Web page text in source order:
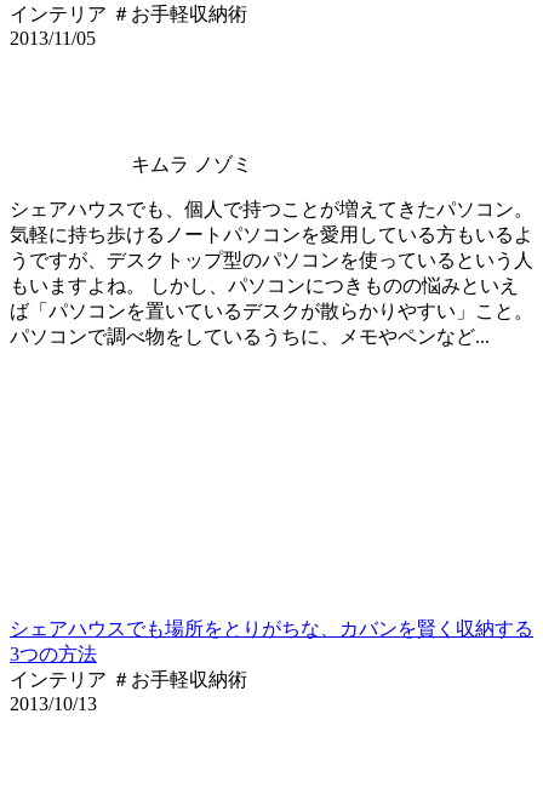
インテリア ＃お手軽収納術
2013/11/05
キムラ ノゾミ
シェアハウスでも、個人で持つことが増えてきたパソコン。
気軽に持ち歩けるノートパソコンを愛用している方もいるよ
うですが、デスクトップ型のパソコンを使っているという人
もいますよね。 しかし、パソコンにつきものの悩みといえ
ば「パソコンを置いているデスクが散らかりやすい」こと。
パソコンで調べ物をしているうちに、メモやペンなど...
シェアハウスでも場所をとりがちな、カバンを賢く収納する
3つの方法
インテリア ＃お手軽収納術
2013/10/13